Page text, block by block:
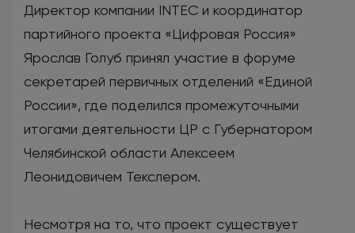
Директор компании INTEC и координатор
партийного проекта «Цифровая Россия»
Ярослав Голуб принял участие в форуме
секретарей первичных отделений «Единой
России», где поделился промежуточными
итогами деятельности ЦР с Губернатором
Челябинской области Алексеем
Леонидовичем Текслером.
Несмотря на то, что проект существует